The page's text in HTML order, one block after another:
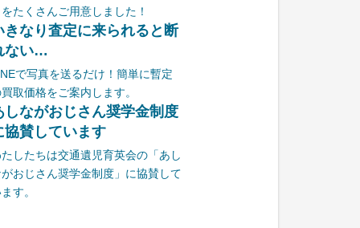
たくさんご用意しました！
きなり査定に来られると断
ない…
で写真を送るだけ！簡単に暫定
取価格をご案内します。
しながおじさん奨学金制度
協賛しています
たしたちは交通遺児育英会の「あし
がおじさん奨学金制度」に協賛して
す。